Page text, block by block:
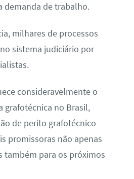
demanda de trabalho.
milhares de processos
sistema judiciário por
consideravelmente o
grafotécnica no Brasil,
de perito grafotécnico
promissoras não apenas
também para os próximos